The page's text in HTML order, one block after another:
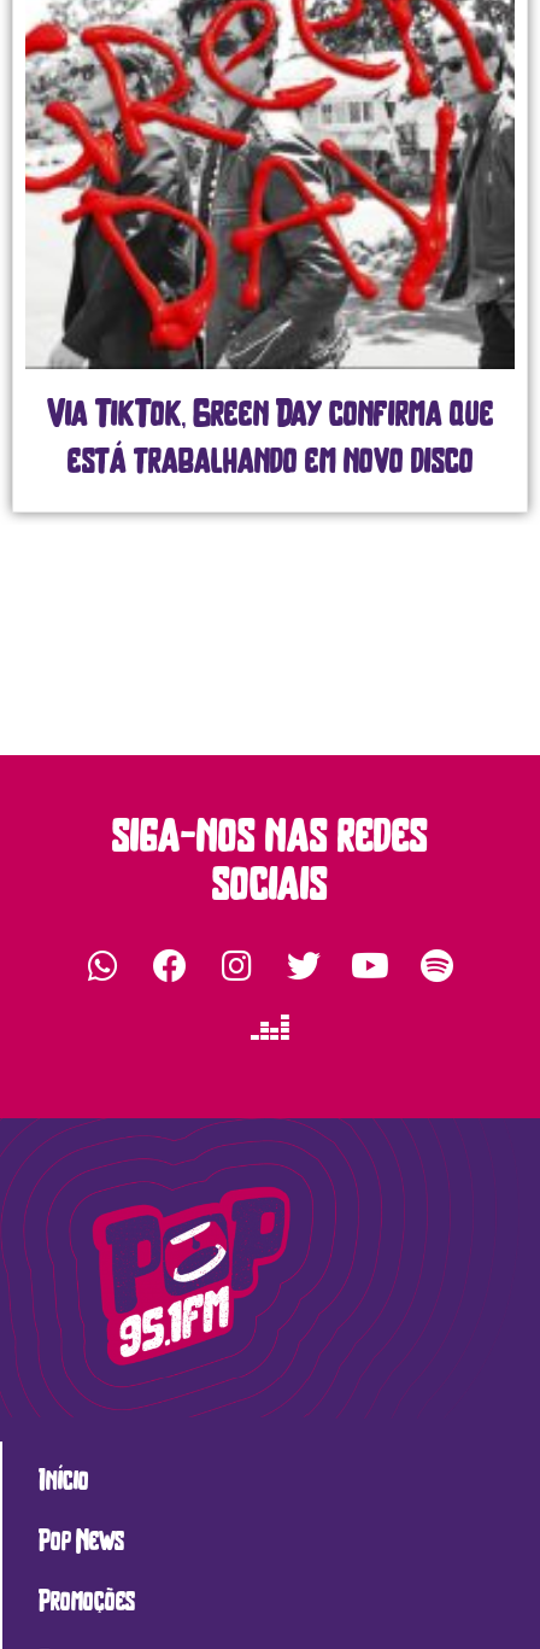
Via TikTok, Green Day confirma que
está trabalhando em novo disco
siga-nos nas redes
sociais
Início
Pop News
Promoções